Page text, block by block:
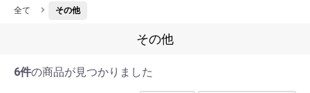
全て その他
その他
6件の商品が見つかりました